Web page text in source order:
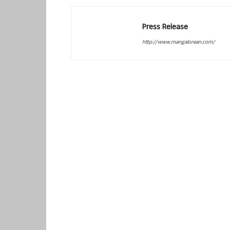
Press Release
http://www.mangalorean.com/